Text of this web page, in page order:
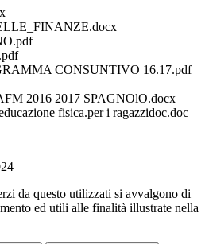
CONSUNTIVO 16.17.pdf
2016 2017 SPAGNOlO.docx
fisica.per i ragazzidoc.doc
da questo utilizzati si avvalgono di
ed utili alle finalità illustrate nella